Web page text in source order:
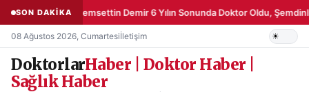
SON DAKİKA Şemsettin Demir 6 Yılın Sonunda Doktor Oldu,
08 Ağustos 2026, Cumartesiİletişim
DoktorlarHaber | Doktor Haber |
Sağlık Haber